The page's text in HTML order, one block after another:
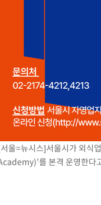
울=뉴시스]서울시가 외식
를 본격 운영한다